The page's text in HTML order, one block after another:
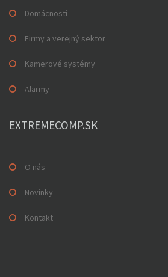
Domácnosti
Firmy a verejný sektor
Kamerové systémy
Alarmy
EXTREMECOMP.SK
O nás
Novinky
Kontakt